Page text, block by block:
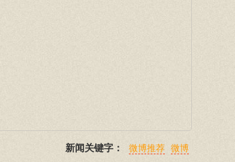
新闻关键字： 微博推荐 微博